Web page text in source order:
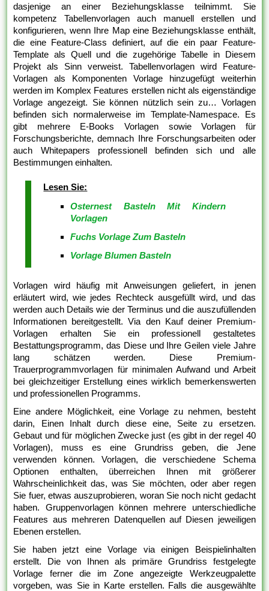
dasjenige an einer Beziehungsklasse teilnimmt. Sie
kompetenz Tabellenvorlagen auch manuell erstellen und
konfigurieren, wenn Ihre Map eine Beziehungsklasse enthält,
die eine Feature-Class definiert, auf die ein paar Feature-
Template als Quell und die zugehörige Tabelle in Diesem
Projekt als Sinn verweist. Tabellenvorlagen wird Feature-
Vorlagen als Komponenten Vorlage hinzugefügt weiterhin
werden im Komplex Features erstellen nicht als eigenständige
Vorlage angezeigt. Sie können nützlich sein zu… Vorlagen
befinden sich normalerweise im Template-Namespace. Es
gibt mehrere E-Books Vorlagen sowie Vorlagen für
Forschungsberichte, demnach Ihre Forschungsarbeiten oder
auch Whitepapers professionell befinden sich und alle
Bestimmungen einhalten.
Lesen Sie:
Osternest Basteln Mit Kindern
Vorlagen
Fuchs Vorlage Zum Basteln
Vorlage Blumen Basteln
Vorlagen wird häufig mit Anweisungen geliefert, in jenen
erläutert wird, wie jedes Rechteck ausgefüllt wird, und das
werden auch Details wie der Terminus und die auszufüllenden
Informationen bereitgestellt. Via den Kauf deiner Premium-
Vorlagen erhalten Sie ein professionell gestaltetes
Bestattungsprogramm, das Diese und Ihre Geilen viele Jahre
lang schätzen werden. Diese Premium-
Trauerprogrammvorlagen für minimalen Aufwand und Arbeit
bei gleichzeitiger Erstellung eines wirklich bemerkenswerten
und professionellen Programms.
Eine andere Möglichkeit, eine Vorlage zu nehmen, besteht
darin, Einen Inhalt durch diese eine, Seite zu ersetzen.
Gebaut und für möglichen Zwecke just (es gibt in der regel 40
Vorlagen), muss es eine Grundriss geben, die Jene
verwenden können. Vorlagen, die verschiedene Schema
Optionen enthalten, überreichen Ihnen mit größerer
Wahrscheinlichkeit das, was Sie möchten, oder aber regen
Sie fuer, etwas auszuprobieren, woran Sie noch nicht gedacht
haben. Gruppenvorlagen können mehrere unterschiedliche
Features aus mehreren Datenquellen auf Diesen jeweiligen
Ebenen erstellen.
Sie haben jetzt eine Vorlage via einigen Beispielinhalten
erstellt. Die von Ihnen als primäre Grundriss festgelegte
Vorlage ferner die im Zone angezeigte Werkzeugpalette
vorgeben, was Sie in Karte erstellen. Falls die ausgewählte